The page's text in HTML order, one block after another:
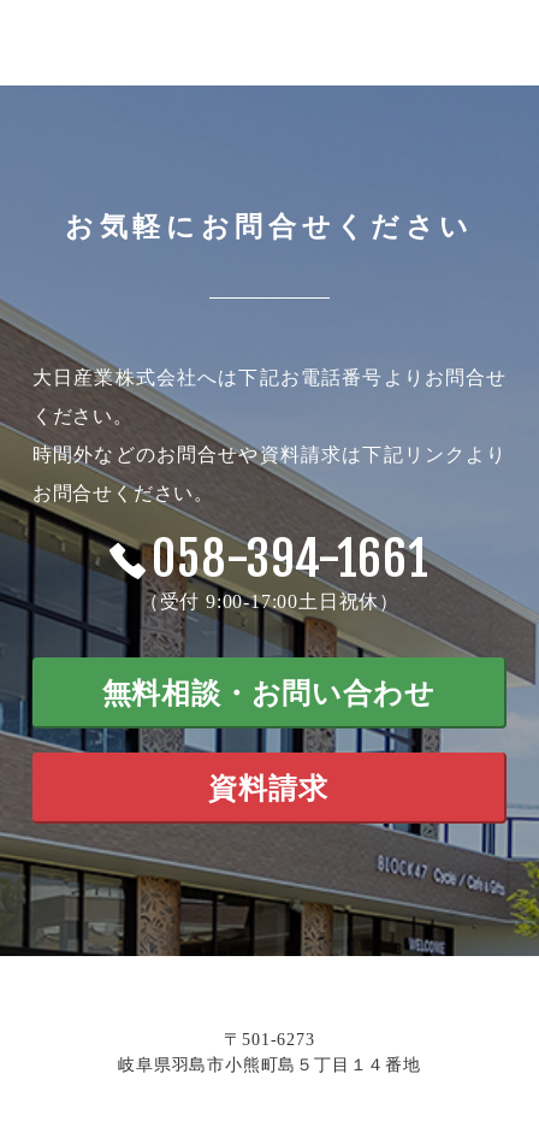
お気軽にお問合せください
大日産業株式会社へは下記お電話番号よりお問合せ
ください。
時間外などのお問合せや資料請求は下記リンクより
お問合せください。
058-394-1661
（受付 9:00-17:00土日祝休）
無料相談・お問い合わせ
資料請求
〒501-6273
岐阜県羽島市小熊町島５丁目１４番地